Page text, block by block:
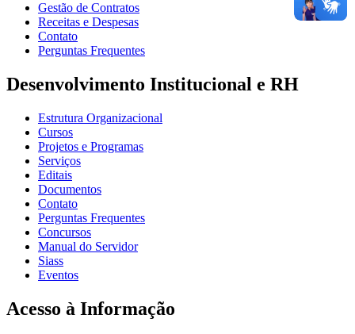
Gestão de Contratos
Receitas e Despesas
Contato
Perguntas Frequentes
Desenvolvimento Institucional e RH
Estrutura Organizacional
Cursos
Projetos e Programas
Serviços
Editais
Documentos
Contato
Perguntas Frequentes
Concursos
Manual do Servidor
Siass
Eventos
Acesso à Informação